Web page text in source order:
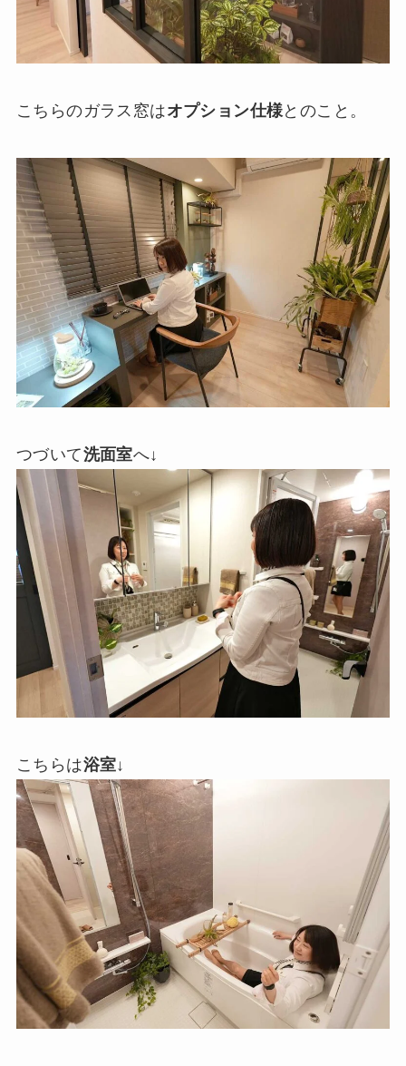
こちらのガラス窓はオプション仕様とのこと。
つづいて洗面室へ↓
こちらは浴室↓